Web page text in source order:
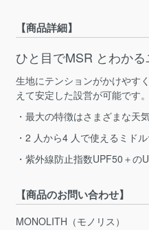
【商品詳細】
ひと目でMSR とわか
生地にテンションがかけやす
えて安定した設営が可能です
・最大の特徴はさまざまな天
・2 人から4 人で使えるミド
・紫外線防止指数UPF50＋
【商品のお問い合わせ】
MONOLITH（モノリス）